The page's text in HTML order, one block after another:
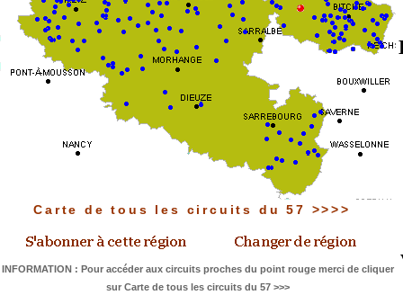
Carte de tous les circuits du 57 >>>>
INFORMATION : Pour accéder aux circuits proches du point rouge merci de cliquer
sur Carte de tous les circuits du 57 >>>